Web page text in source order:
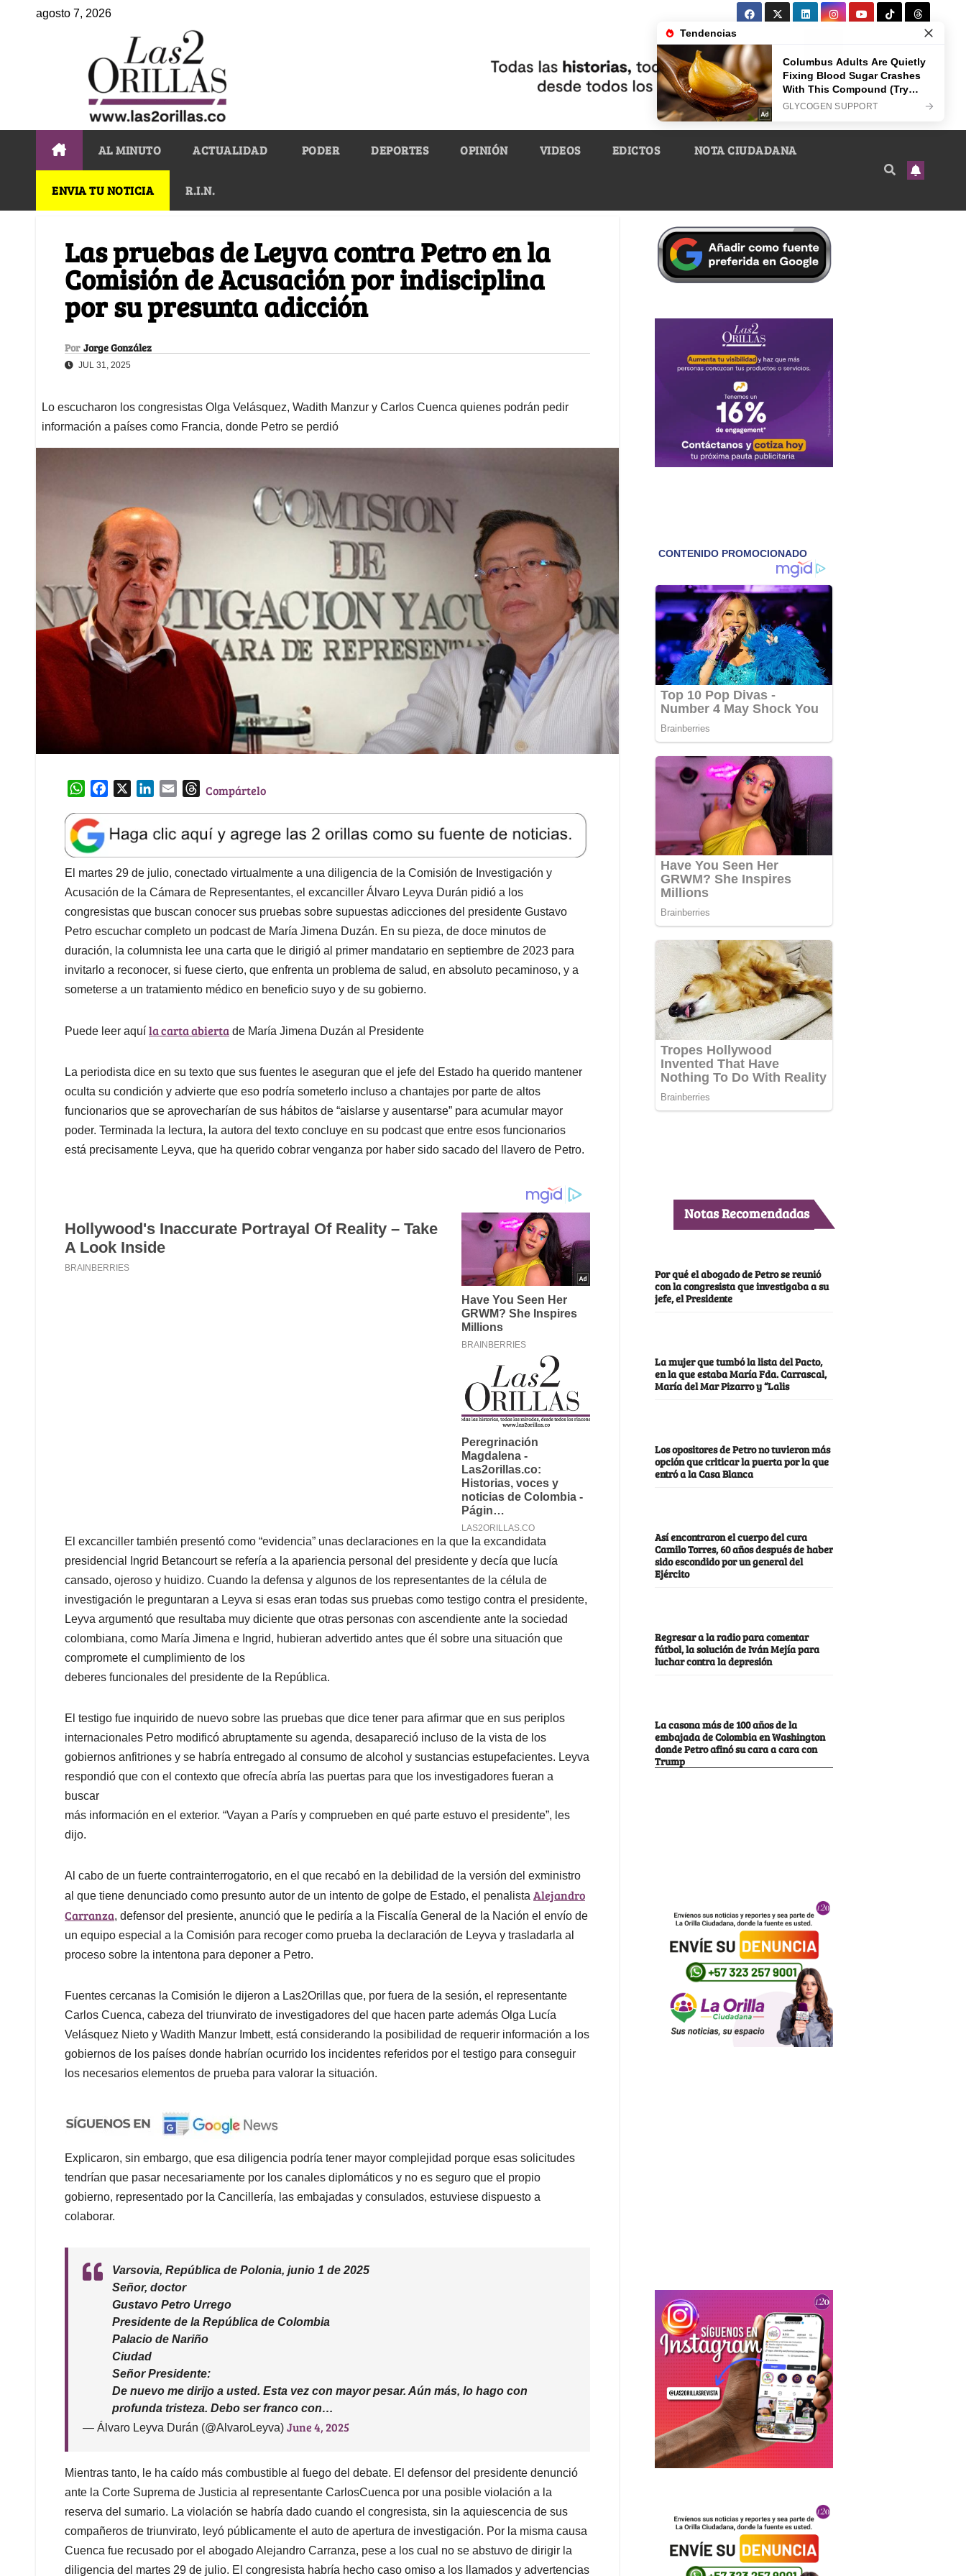
agosto 7, 2026
AL MINUTO ACTUALIDAD PODER DEPORTES OPINIÓN VIDEOS EDICTOS NOTA CIUDADANA
ENVIA TU NOTICIA R.I.N.
Las pruebas de Leyva contra Petro en la
Comisión de Acusación por indisciplina
por su presunta adicción
Por Jorge González
JUL 31, 2025
Lo escucharon los congresistas Olga Velásquez, Wadith Manzur y Carlos Cuenca quienes podrán pedir
información a países como Francia, donde Petro se perdió
W
a
t
s
A
p
p
e
b
o
o
k
k
e
d
I
n
l
T
e
a
d
s
Compártelo
El martes 29 de julio, conectado virtualmente a una diligencia de la Comisión de Investigación y
Acusación de la Cámara de Representantes, el excanciller Álvaro Leyva Durán pidió a los
congresistas que buscan conocer sus pruebas sobre supuestas adicciones del presidente Gustavo
Petro escuchar completo un podcast de María Jimena Duzán. En su pieza, de doce minutos de
duración, la columnista lee una carta que le dirigió al primer mandatario en septiembre de 2023 para
invitarlo a reconocer, si fuese cierto, que enfrenta un problema de salud, en absoluto pecaminoso, y a
someterse a un tratamiento médico en beneficio suyo y de su gobierno.
Puede leer aquí la carta abierta de María Jimena Duzán al Presidente
La periodista dice en su texto que sus fuentes le aseguran que el jefe del Estado ha querido mantener
oculta su condición y advierte que eso podría someterlo incluso a chantajes por parte de altos
funcionarios que se aprovecharían de sus hábitos de “aislarse y ausentarse” para acumular mayor
poder. Terminada la lectura, la autora del texto concluye en su podcast que entre esos funcionarios
está precisamente Leyva, que ha querido cobrar venganza por haber sido sacado del llavero de Petro.
El excanciller también presentó como “evidencia” unas declaraciones en la que la excandidata
presidencial Ingrid Betancourt se refería a la apariencia personal del presidente y decía que lucía
cansado, ojeroso y huidizo. Cuando la defensa y algunos de los representantes de la célula de
investigación le preguntaran a Leyva si esas eran todas sus pruebas como testigo contra el presidente,
Leyva argumentó que resultaba muy diciente que otras personas con ascendiente ante la sociedad
colombiana, como María Jimena e Ingrid, hubieran advertido antes que él sobre una situación que
compromete el cumplimiento de los
deberes funcionales del presidente de la República.
El testigo fue inquirido de nuevo sobre las pruebas que dice tener para afirmar que en sus periplos
internacionales Petro modificó abruptamente su agenda, desapareció incluso de la vista de los
gobiernos anfitriones y se habría entregado al consumo de alcohol y sustancias estupefacientes. Leyva
respondió que con el contexto que ofrecía abría las puertas para que los investigadores fueran a
buscar
más información en el exterior. “Vayan a París y comprueben en qué parte estuvo el presidente”, les
dijo.
Al cabo de un fuerte contrainterrogatorio, en el que recabó en la debilidad de la versión del exministro
al que tiene denunciado como presunto autor de un intento de golpe de Estado, el penalista Alejandro
Carranza, defensor del presiente, anunció que le pediría a la Fiscalía General de la Nación el envío de
un equipo especial a la Comisión para recoger como prueba la declaración de Leyva y trasladarla al
proceso sobre la intentona para deponer a Petro.
Fuentes cercanas la Comisión le dijeron a Las2Orillas que, por fuera de la sesión, el representante
Carlos Cuenca, cabeza del triunvirato de investigadores del que hacen parte además Olga Lucía
Velásquez Nieto y Wadith Manzur Imbett, está considerando la posibilidad de requerir información a los
gobiernos de los países donde habrían ocurrido los incidentes referidos por el testigo para conseguir
los necesarios elementos de prueba para valorar la situación.
Explicaron, sin embargo, que esa diligencia podría tener mayor complejidad porque esas solicitudes
tendrían que pasar necesariamente por los canales diplomáticos y no es seguro que el propio
gobierno, representado por la Cancillería, las embajadas y consulados, estuviese dispuesto a
colaborar.
Varsovia, República de Polonia, junio 1 de 2025
Señor, doctor
Gustavo Petro Urrego
Presidente de la República de Colombia
Palacio de Nariño
Ciudad
Señor Presidente:
De nuevo me dirijo a usted. Esta vez con mayor pesar. Aún más, lo hago con
profunda tristeza. Debo ser franco con…
— Álvaro Leyva Durán (@AlvaroLeyva) June 4, 2025
Mientras tanto, le ha caído más combustible al fuego del debate. El defensor del presidente denunció
ante la Corte Suprema de Justicia al representante CarlosCuenca por una posible violación a la
reserva del sumario. La violación se habría dado cuando el congresista, sin la aquiescencia de sus
compañeros de triunvirato, leyó públicamente el auto de apertura de investigación. Por la misma causa
Cuenca fue recusado por el abogado Alejandro Carranza, pese a los cual no se abstuvo de dirigir la
diligencia del martes 29 de julio. El congresista habría hecho caso omiso a los llamados y advertencias
Notas Recomendadas
Por qué el abogado de Petro se reunió
con la congresista que investigaba a su
jefe, el Presidente
La mujer que tumbó la lista del Pacto,
en la que estaba María Fda. Carrascal,
María del Mar Pizarro y “Lalis
Los opositores de Petro no tuvieron más
opción que criticar la puerta por la que
entró a la Casa Blanca
Así encontraron el cuerpo del cura
Camilo Torres, 60 años después de haber
sido escondido por un general del
Ejército
Regresar a la radio para comentar
fútbol, la solución de Iván Mejía para
luchar contra la depresión
La casona más de 100 años de la
embajada de Colombia en Washington
donde Petro afinó su cara a cara con
Trump